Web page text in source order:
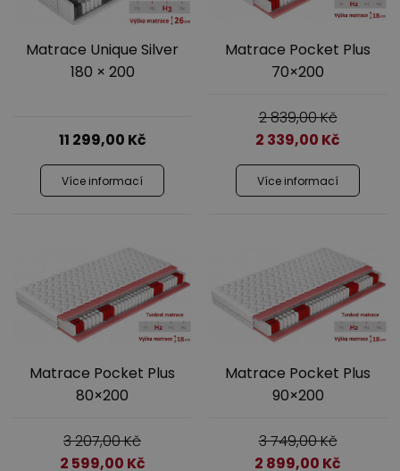
Dětský nábytek
Matrace Unique Silver
180 × 200
11 299,00 Kč
Více informací
Matrace Pocket Plus
70×200
2 839,00Kč
2 339,00 Kč
Více informací
Matrace Pocket Plus
80×200
3 207,00Kč
2 599,00 Kč
Matrace Pocket Plus
90×200
3 749,00Kč
2 899,00 Kč